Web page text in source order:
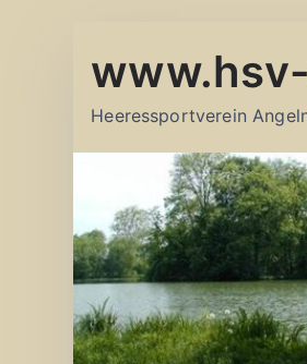
Inhalt
Heeressportverein